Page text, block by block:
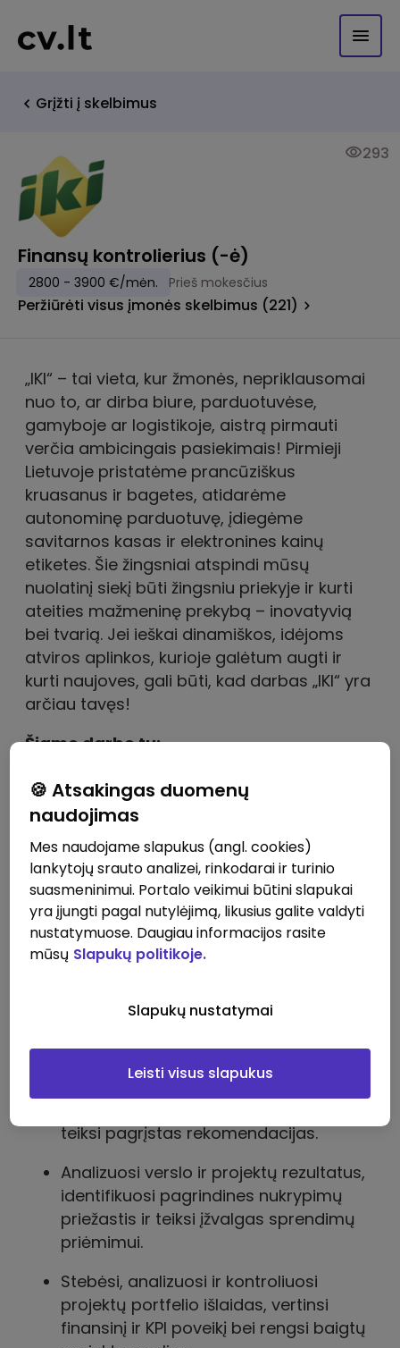
Grįžti į skelbimus
Finansų kontrolierius (-ė)
293
2800 - 3900 €/mėn. Prieš mokesčius
Peržiūrėti visus įmonės skelbimus (221)
🍪 Atsakingas duomenų
naudojimas
Mes naudojame slapukus (angl. cookies)
lankytojų srauto analizei, rinkodarai ir turinio
suasmeninimui. Portalo veikimui būtini slapukai
yra įjungti pagal nutylėjimą, likusius galite valdyti
nustatymuose. Daugiau informacijos rasite
mūsų Slapukų politikoje.
Slapukų nustatymai
Leisti visus slapukus